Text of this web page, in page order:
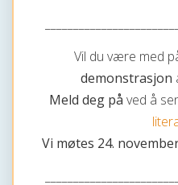
Vil du være med
demonstrasjon
Meld deg på ved å
Vi møtes 24.